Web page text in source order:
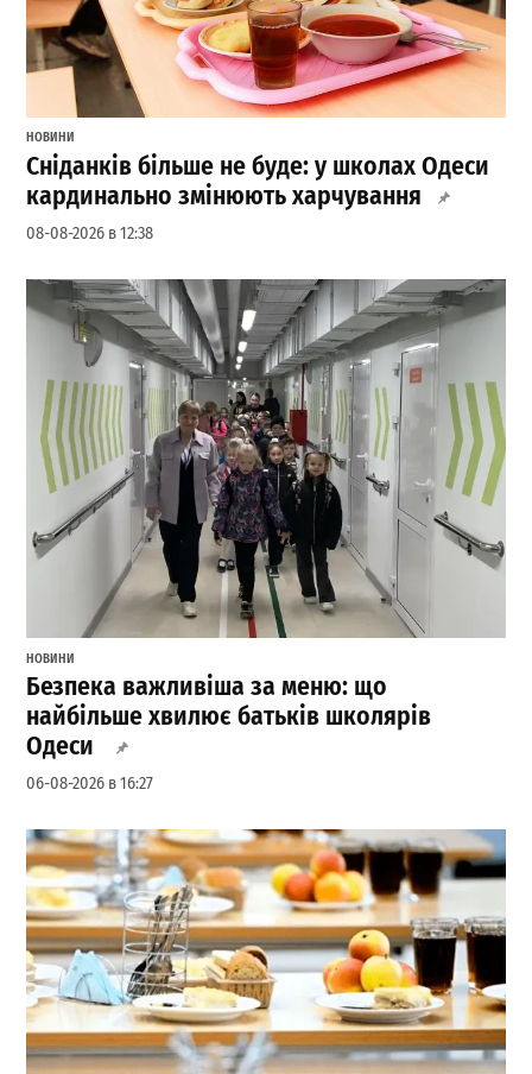
НОВИНИ
Сніданків більше не буде: у школах Одеси
кардинально змінюють харчування
08-08-2026 в 12:38
НОВИНИ
Безпека важливіша за меню: що
найбільше хвилює батьків школярів
Одеси
06-08-2026 в 16:27